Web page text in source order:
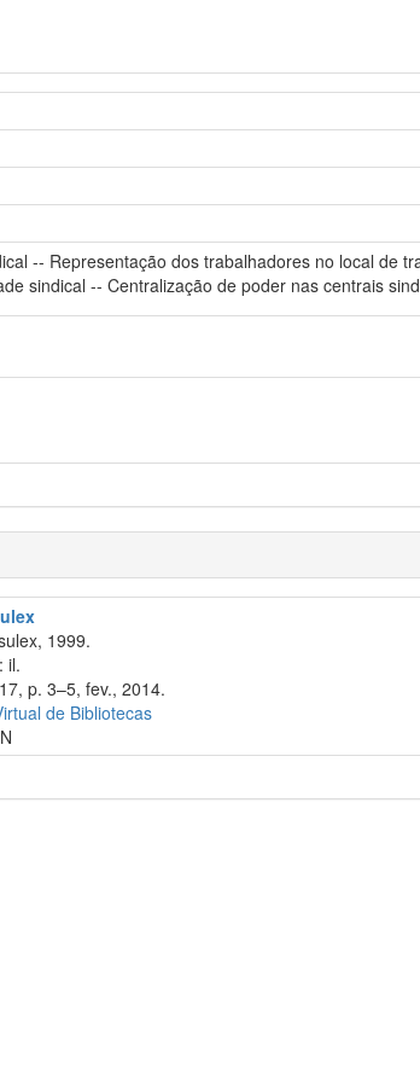
-- Representação dos trabalhadores no local de
sindical -- Centralização de poder nas centrais
1999.
il.
p. 3–5, fev., 2014.
de Bibliotecas